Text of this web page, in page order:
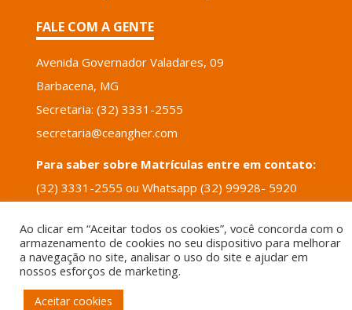
FALE COM A GENTE
Avenida Governador Valadares, 09
Barbacena, MG
Secretaria: (32) 3331-2555
secretaria@ceangher.com
Para saber sobre Matrículas entre em contato:
(32) 3331-2555 ou Whatsapp (32) 99928- 5920
POWERED BYVERTICIS
Ao clicar em “Aceitar todos os cookies”, você concorda com o
armazenamento de cookies no seu dispositivo para melhorar
a navegação no site, analisar o uso do site e ajudar em
nossos esforços de marketing.
Aceitar cookies